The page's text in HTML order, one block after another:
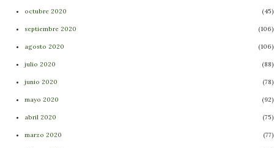
octubre 2020 45
septiembre 2020 106
agosto 2020 106
julio 2020 88
junio 2020 78
mayo 2020 92
abril 2020 75
marzo 2020 77